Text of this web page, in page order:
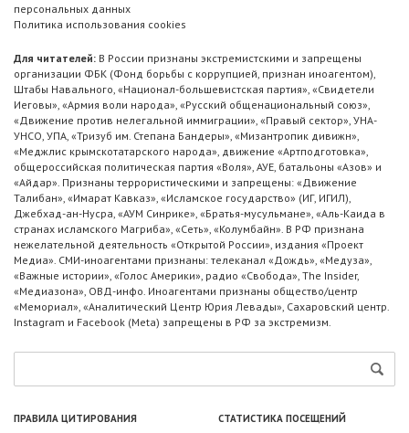
персональных данных
Политика использования cookies
Для читателей: В России признаны экстремистскими и запрещены
организации ФБК (Фонд борьбы с коррупцией, признан иноагентом),
Штабы Навального, «Национал-большевистская партия», «Свидетели
Иеговы», «Армия воли народа», «Русский общенациональный союз»,
«Движение против нелегальной иммиграции», «Правый сектор», УНА-
УНСО, УПА, «Тризуб им. Степана Бандеры», «Мизантропик дивижн»,
«Меджлис крымскотатарского народа», движение «Артподготовка»,
общероссийская политическая партия «Воля», АУЕ, батальоны «Азов» и
«Айдар». Признаны террористическими и запрещены: «Движение
Талибан», «Имарат Кавказ», «Исламское государство» (ИГ, ИГИЛ),
Джебхад-ан-Нусра, «АУМ Синрике», «Братья-мусульмане», «Аль-Каида в
странах исламского Магриба», «Сеть», «Колумбайн». В РФ признана
нежелательной деятельность «Открытой России», издания «Проект
Медиа». СМИ-иноагентами признаны: телеканал «Дождь», «Медуза»,
«Важные истории», «Голос Америки», радио «Свобода», The Insider,
«Медиазона», ОВД-инфо. Иноагентами признаны общество/центр
«Мемориал», «Аналитический Центр Юрия Левады», Сахаровский центр.
Instagram и Facebook (Metа) запрещены в РФ за экстремизм.
ПРАВИЛА ЦИТИРОВАНИЯ СТАТИСТИКА ПОСЕЩЕНИЙ